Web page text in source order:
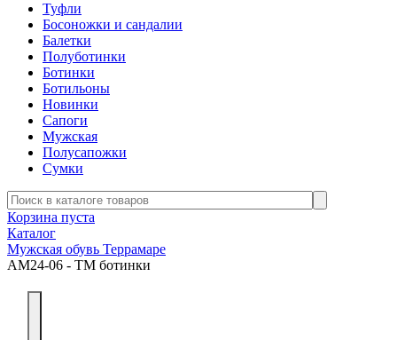
Туфли
Босоножки и сандалии
Балетки
Полуботинки
Ботинки
Ботильоны
Новинки
Сапоги
Мужская
Полусапожки
Сумки
Корзина пуста
Каталог
Мужская обувь Террамаре
АМ24-06 - ТМ ботинки